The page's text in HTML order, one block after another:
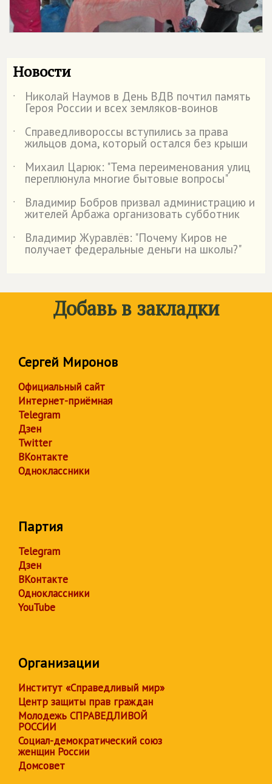
Новости
˙ Николай Наумов в День ВДВ почтил память
Героя России и всех земляков-воинов
˙
Справедливороссы вступились за права
жильцов дома, который остался без крыши
˙
Михаил Царюк: "Тема переименования улиц
переплюнула многие бытовые вопросы"
˙
Владимир Бобров призвал администрацию и
жителей Арбажа организовать субботник
˙
Владимир Журавлёв: "Почему Киров не
получает федеральные деньги на школы?"
Добавь в закладки
Сергей Миронов
Официальный сайт
Интернет-приёмная
Telegram
Дзен
Twitter
ВКонтакте
Одноклассники
Партия
Telegram
Дзен
ВКонтакте
Одноклассники
YouTube
Организации
Институт «Справедливый мир»
Центр защиты прав граждан
Молодежь СПРАВЕДЛИВОЙ
РОССИИ
Социал-демократический союз
женщин России
Домсовет